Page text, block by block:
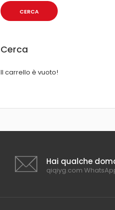
Cerca
Il carrello è vuoto!
Hai qualche
qiqiyg.com